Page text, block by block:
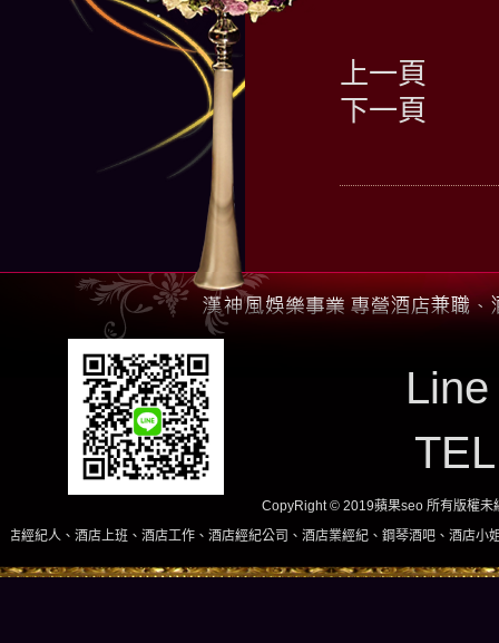
上一頁
下一頁
CopyRight © 2019蘋果seo 所有版權未
班、酒店工作、酒店經紀公司、酒店業經紀、鋼琴酒吧、酒店小姐、酒店兼